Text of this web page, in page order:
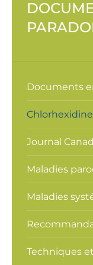
Documents
Journal
Maladies
Maladies
Techniques